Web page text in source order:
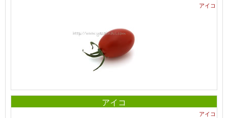
アイコ
アイコ
アイコ